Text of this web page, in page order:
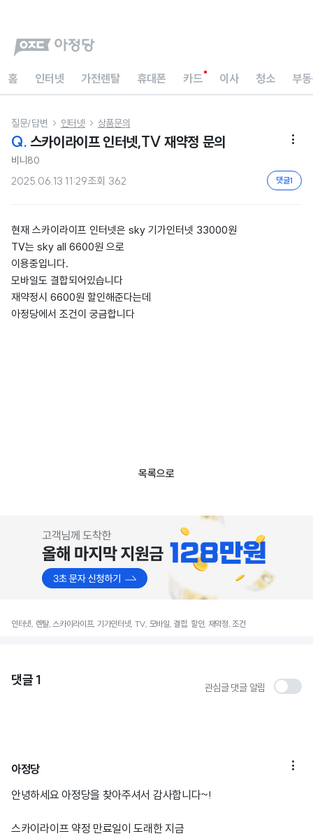
홈 인터넷 가전렌탈 휴대폰 카드 이사 청소 부
질문/답변  인터넷  상품문의
Q. 스카이라이프 인터넷,TV 재약정 문의 
비니80
2025.06.13 11:29조회 362 댓글1
현재 스카이라이프 인터넷은 sky 기가인터넷 33000원
TV는 sky all 6600원 으로
이용중입니다.
모바일도 결합되어있습니다
재약정시 6600원 할인해준다는데
아정당에서 조건이 궁금합니다
목록으로
인터넷, 렌탈, 스카이라이프, 기가인터넷, TV, 모바일, 결합, 할인, 재약정, 조건
댓글 1 관심글 댓글 알림
아정당 
안녕하세요 아정당을 찾아주셔서 감사합니다~!
스카이라이프 약정 만료일이 도래한 지금